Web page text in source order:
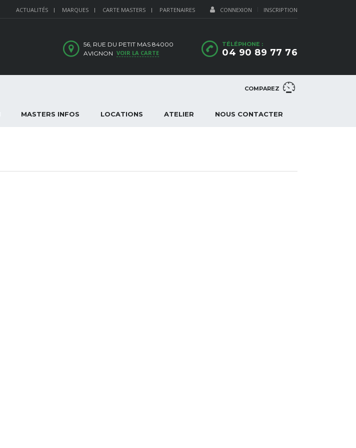
CONNEXION INSCRIPTION
ACTUALITÉS MARQUES CARTE MASTERS PARTENAIRES
TÉLÉPHONE :
04 90 89 77 76
56, RUE DU PETIT MAS 84000
AVIGNON VOIR LA CARTE
COMPAREZ
MASTERS INFOS LOCATIONS ATELIER NOUS CONTACTER